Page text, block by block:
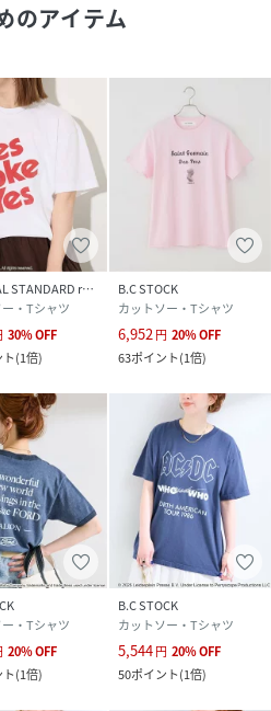
部分のアイロンはお避けくださ
ではなく、着用や洗濯を繰り返
落することがあります。湿った
の物に移染する恐れがありま
り、毛羽立ちやピル（毛玉）が
お取り扱いにご注意ください。
間放置・保管しないでくださ
」になるよう、特殊なプリント
枚１枚異なった風合いをお楽し
ったり、脱落することがありま
行（ねじれ）やシワ等が見ら
があります。以上の点をご理解
い風合いをお楽しみください。
での取り扱いになります。直
B.CSTOCK店舗へお願い致しま
りも色味が違って見える場合が
マートフォンなどの環境によ
が異なる場合もございます。
画像をご参照ください。
のアイテム
JOURNAL STANDARD relume
・Tシャツ
30%OFF
(1倍)
B.C STOCK
カットソー・Tシャツ
6,952円 20%OFF
63ポイント(1倍)
・Tシャツ
20%OFF
(1倍)
B.C STOCK
カットソー・Tシャツ
5,544円 20%OFF
50ポイント(1倍)